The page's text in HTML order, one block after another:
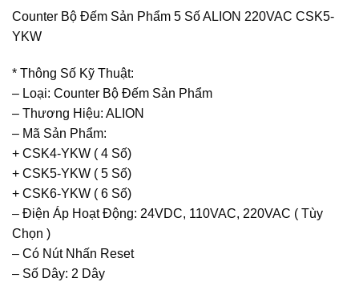
Counter Bộ Đếm Sản Phẩm 5 Số ALION 220VAC CSK5-
YKW
* Thông Số Kỹ Thuật:
– Loại: Counter Bộ Đếm Sản Phẩm
– Thương Hiệu: ALION
– Mã Sản Phẩm:
+ CSK4-YKW ( 4 Số)
+ CSK5-YKW ( 5 Số)
+ CSK6-YKW ( 6 Số)
– Điện Áp Hoạt Động: 24VDC, 110VAC, 220VAC ( Tùy
Chọn )
– Có Nút Nhấn Reset
– Số Dây: 2 Dây